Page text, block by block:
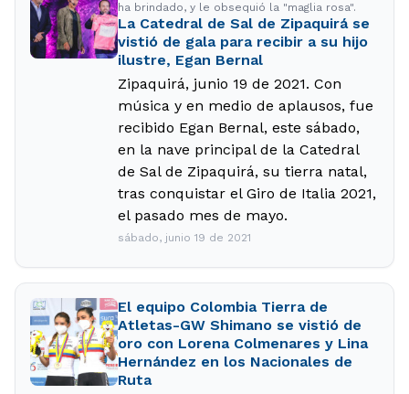
ha brindado, y le obsequió la "maglia rosa".
La Catedral de Sal de Zipaquirá se
vistió de gala para recibir a su hijo
ilustre, Egan Bernal
Zipaquirá, junio 19 de 2021. Con
música y en medio de aplausos, fue
recibido Egan Bernal, este sábado,
en la nave principal de la Catedral
de Sal de Zipaquirá, su tierra natal,
tras conquistar el Giro de Italia 2021,
el pasado mes de mayo.
sábado, junio 19 de 2021
El equipo Colombia Tierra de
Atletas-GW Shimano se vistió de
oro con Lorena Colmenares y Lina
Hernández en los Nacionales de
Ruta